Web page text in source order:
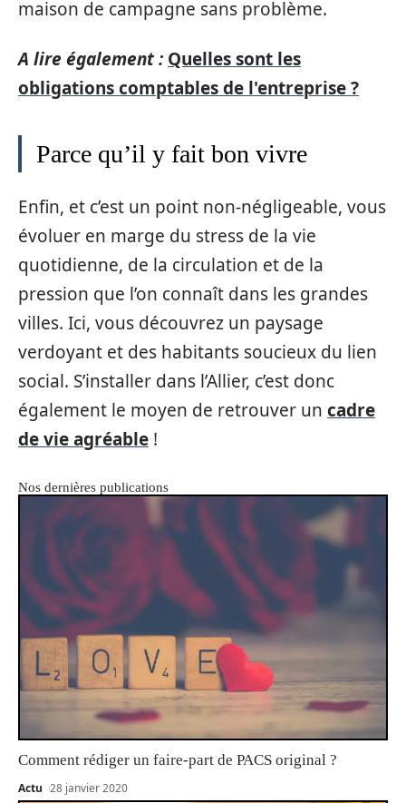
maison de campagne sans problème.
A lire également : Quelles sont les
obligations comptables de l'entreprise ?
Parce qu’il y fait bon vivre
Enfin, et c’est un point non-négligeable, vous
évoluer en marge du stress de la vie
quotidienne, de la circulation et de la
pression que l’on connaît dans les grandes
villes. Ici, vous découvrez un paysage
verdoyant et des habitants soucieux du lien
social. S’installer dans l’Allier, c’est donc
également le moyen de retrouver un cadre
de vie agréable !
Nos dernières publications
Comment rédiger un faire-part de PACS original ?
Actu 28 janvier 2020